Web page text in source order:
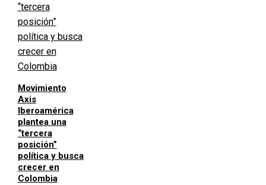
Movimiento
Axis
Iberoamérica
plantea una
“tercera
posición”
política y busca
crecer en
Colombia